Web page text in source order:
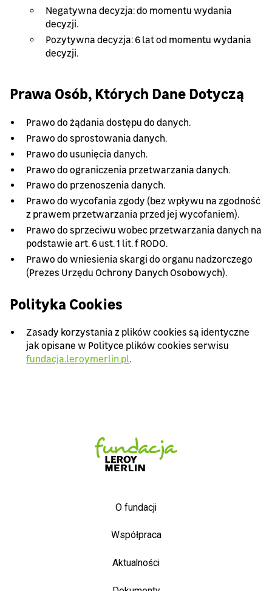
Negatywna decyzja: do momentu wydania
decyzji.
Pozytywna decyzja: 6 lat od momentu wydania
decyzji.
Prawa Osób, Których Dane Dotyczą
Prawo do żądania dostępu do danych.
Prawo do sprostowania danych.
Prawo do usunięcia danych.
Prawo do ograniczenia przetwarzania danych.
Prawo do przenoszenia danych.
Prawo do wycofania zgody (bez wpływu na zgodność
z prawem przetwarzania przed jej wycofaniem).
Prawo do sprzeciwu wobec przetwarzania danych na
podstawie art. 6 ust. 1 lit. f RODO.
Prawo do wniesienia skargi do organu nadzorczego
(Prezes Urzędu Ochrony Danych Osobowych).
Polityka Cookies
Zasady korzystania z plików cookies są identyczne
jak opisane w Polityce plików cookies serwisu
fundacja.leroymerlin.pl.
O fundacji
Współpraca
Aktualności